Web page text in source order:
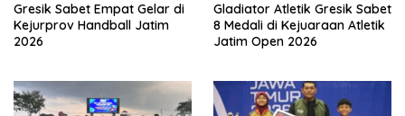
Gresik Sabet Empat Gelar di
Kejurprov Handball Jatim
2026
Gladiator Atletik Gresik Sabet
8 Medali di Kejuaraan Atletik
Jatim Open 2026